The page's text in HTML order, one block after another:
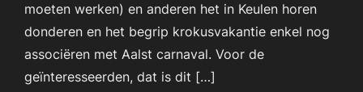
moeten werken) en anderen het in Keulen horen
donderen en het begrip krokusvakantie enkel nog
associëren met Aalst carnaval. Voor de
geïnteresseerden, dat is dit […]